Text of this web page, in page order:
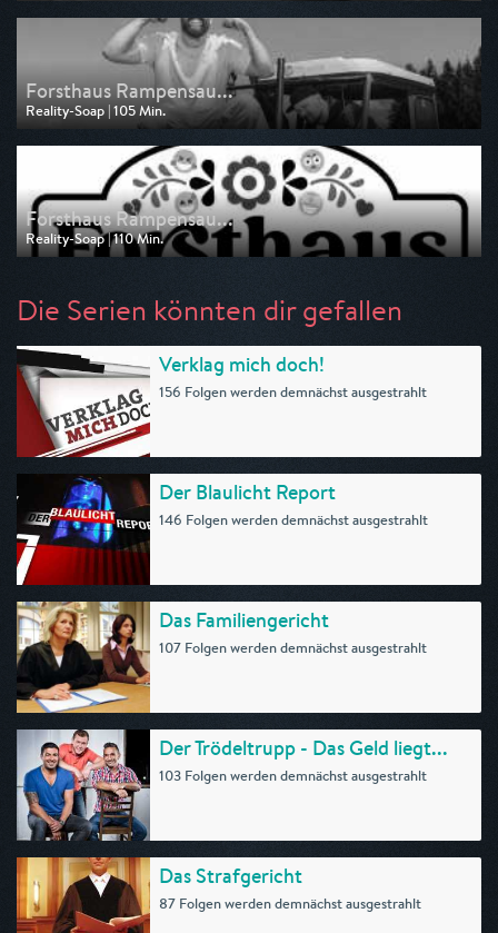
am 27.02.2026, 01:20
Forsthaus Rampensau...
Reality-Soap | 105 Min.
Ausgestrahlt von Pro 7
am 20.02.2026, 01:00
Forsthaus Rampensau...
Reality-Soap | 110 Min.
Ausgestrahlt von Pro 7
Die Serien könnten dir gefallen
Verklag mich doch!
156 Folgen werden demnächst ausgestrahlt
Der Blaulicht Report
146 Folgen werden demnächst ausgestrahlt
Das Familiengericht
107 Folgen werden demnächst ausgestrahlt
Der Trödeltrupp - Das Geld liegt...
103 Folgen werden demnächst ausgestrahlt
Das Strafgericht
87 Folgen werden demnächst ausgestrahlt